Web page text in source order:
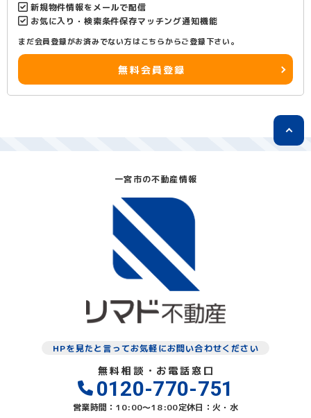
新規物件情報をメールで配信
お気に入り・検索条件保存マッチング通知機能
まだ会員登録がお済みでない方はこちらからご登録下さい。
無料会員登録
一宮市の不動産情報
HPを見たと言ってお気軽にお問い合わせください
無料相談・お電話窓口
0120-770-751
営業時間：10:00〜18:00定休日：火・水